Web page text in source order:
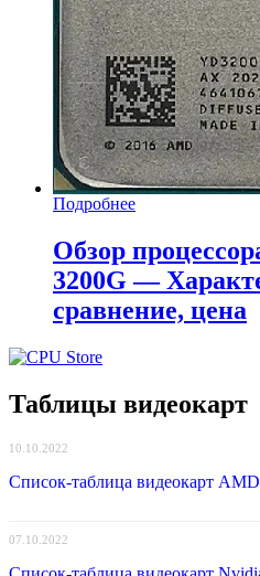
Подробнее
Обзор
3200G —
сравнение, цена
Таблицы видеокарт
10.10.2022
Список-таблица видеокарт
07.10.2022